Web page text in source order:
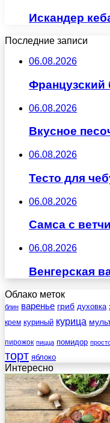
Искандер
Последние записи
06.08.2026
Французский
06.08.2026
Вкусное
06.08.2026
Тесто для
06.08.2026
Самса с
06.08.2026
Венгерская
Облако меток
блин варенье гриб духовка
крем куриный курица
пирожок пицца помидор
торт яблоко
Интересно